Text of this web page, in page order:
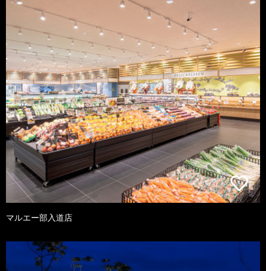
マルエー部入道店